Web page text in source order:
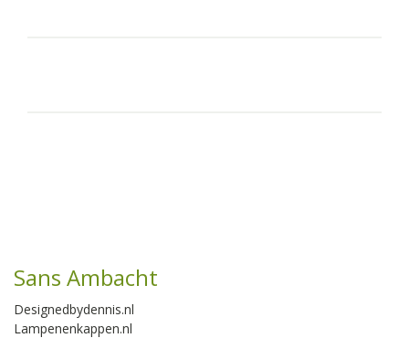
Sans Ambacht
Designedbydennis.nl
Lampenenkappen.nl